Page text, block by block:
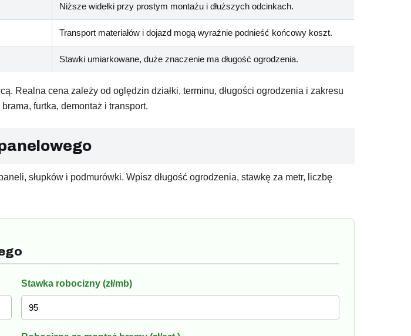
Niższe widełki przy prostym montażu i dłuższych odcinkach.
Transport materiałów i dojazd mogą wyraźnie podnieść końcowy koszt.
Stawki umiarkowane, duże znaczenie ma długość ogrodzenia.
Realna cena zależy od oględzin działki, terminu, długości ogrodzenia i zakresu
furtka, demontaż i transport.
słupków i podmurówki. Wpisz długość ogrodzenia, stawkę za metr, liczbę
Stawka robocizny (zł/mb)